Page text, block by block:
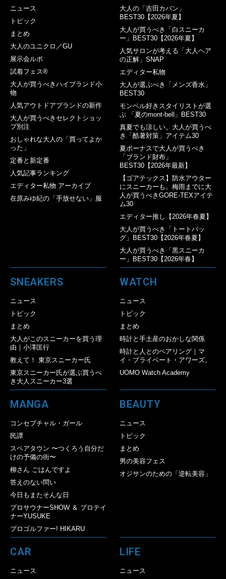
ニュース
トピック
まとめ
大人のユニクロ／GU
展示会ルポ
試着フェス®︎
大人が買うべきハイブランド小
物
人気アウトドアブランドの新作
大人が買うべきセレクトショッ
プ別注
おしゃれな大人の「買ってよか
った」
定番と新定番
人気記事ランキング
エディター私物 アーカイブ
在原みゆ紀の「手放せない」服
大人の「吉田カバン」
BEST30【2026年夏】
大人が買うべき「白スニーカ
ー」BEST30【2026年夏】
人気サロンが考える「大人ヘア
の正解」SNAP
エディター私物
大人が選ぶべき「メンズ香水」
BEST30
モンベル好きスタイリストが選
ぶ 「夏のmont-bell」BEST30
真夏でも涼しい。大人が買うべ
き「酷暑対策」アイテム30
夏ボーナスで大人が買うべき
「ブランド財布」
BEST30【2026年最新】
【ゴアテックス】防水アウター
にスニーカーも。梅雨までに大
人が買うべきGORE-TEXアイテ
ム30
エディター推し【2026年春夏】
大人が買うべき「トートバッ
グ」BEST30【2026年春夏】
大人が買うべき「黒スニーカ
ー」BEST30【2026年春】
SNEAKERS
ニュース
トピック
まとめ
大人がこのスニーカーを買う理
由｜小澤匡行
教えて！ 東京スニーカー氏
東京スニーカー氏が選ぶ買うべ
き大人スニーカー3選
WATCH
ニュース
トピック
まとめ
時計と手土産のおかしな関係
時計と人とのペアリング｜マ
イ・プライベート・アワーズ。
UOMO Watch Academy
MANGA
コンセプチャル・ガール
民譚
スペアタウン 〜つくろう自分だ
けの予備の街〜
柳さん ごはんですよ
答えのない問い
今日もまたそんな日
プロサウナーSHOW ＆ プロテイ
ナーYUSUKE
プロゴルファー! HIKARU
BEAUTY
ニュース
トピック
まとめ
男の美容フェス
オジサンのための「逆転美容」
CAR
ニュース
LIFE
ニュース